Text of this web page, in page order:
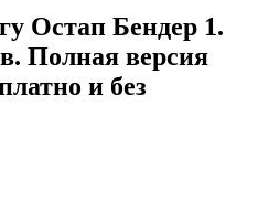
Остап Бендер 1.
Полная версия
и без